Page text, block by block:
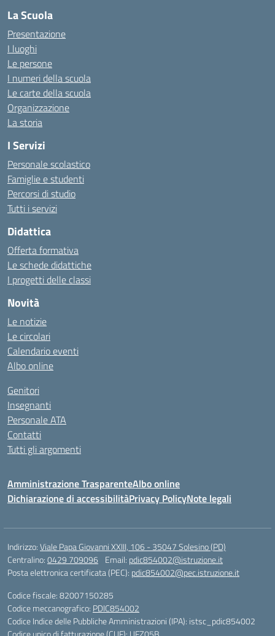
La Scuola
Presentazione
I luoghi
Le persone
I numeri della scuola
Le carte della scuola
Organizzazione
La storia
I Servizi
Personale scolastico
Famiglie e studenti
Percorsi di studio
Tutti i servizi
Didattica
Offerta formativa
Le schede didattiche
I progetti delle classi
Novità
Le notizie
Le circolari
Calendario eventi
Albo online
Genitori
Insegnanti
Personale ATA
Contatti
Tutti gli argomenti
Amministrazione TrasparenteAlbo online
Dichiarazione di accessibilitàPrivacy PolicyNote legali
Indirizzo:Viale Papa Giovanni XXIII, 106 - 35047 Solesino (PD)
Centralino:0429 709096 Email: pdic854002@istruzione.it
Posta elettronica certificata (PEC): pdic854002@pec.istruzione.it
Codice fiscale: 82007150285
Codice meccanografico: PDIC854002
Codice Indice delle Pubbliche Amministrazioni (IPA): istsc_pdic854002